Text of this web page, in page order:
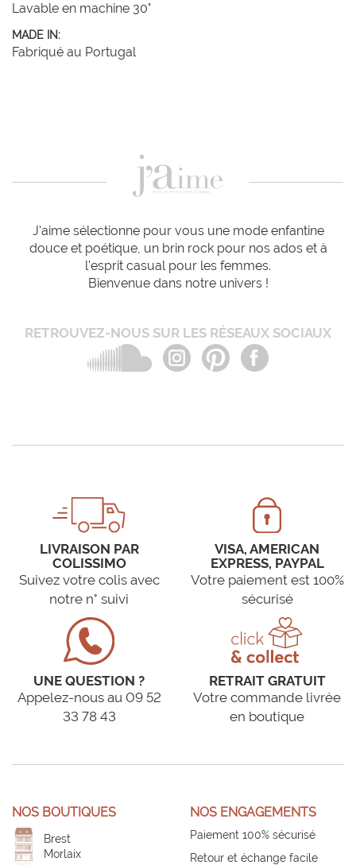
Lavable en machine 30°
MADE IN:
Fabriqué au Portugal
J'aime sélectionne pour vous une mode enfantine
douce et poétique, un brin rock pour nos ados et à
l'esprit casual pour les femmes.
Bienvenue dans notre univers !
RETROUVEZ-NOUS SUR LES RÉSEAUX SOCIAUX
LIVRAISON PAR
COLISSIMO
Suivez votre colis avec
notre n° suivi
VISA, AMERICAN
EXPRESS, PAYPAL
Votre paiement est 100%
sécurisé
UNE QUESTION ?
Appelez-nous au 09 52
33 78 43
RETRAIT GRATUIT
Votre commande livrée
en boutique
NOS BOUTIQUES
Brest
Morlaix
NOS ENGAGEMENTS
Paiement 100% sécurisé
Retour et échange facile